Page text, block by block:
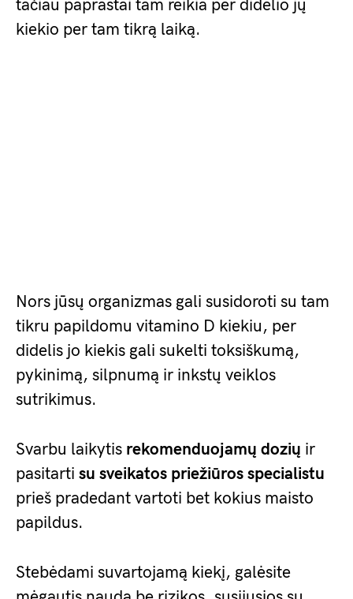
tačiau paprastai tam reikia per didelio jų
kiekio per tam tikrą laiką.
Nors jūsų organizmas gali susidoroti su tam
tikru papildomu vitamino D kiekiu, per
didelis jo kiekis gali sukelti toksiškumą,
pykinimą, silpnumą ir inkstų veiklos
sutrikimus.
Svarbu laikytis rekomenduojamų dozių ir
pasitarti su sveikatos priežiūros specialistu
prieš pradedant vartoti bet kokius maisto
papildus.
Stebėdami suvartojamą kiekį, galėsite